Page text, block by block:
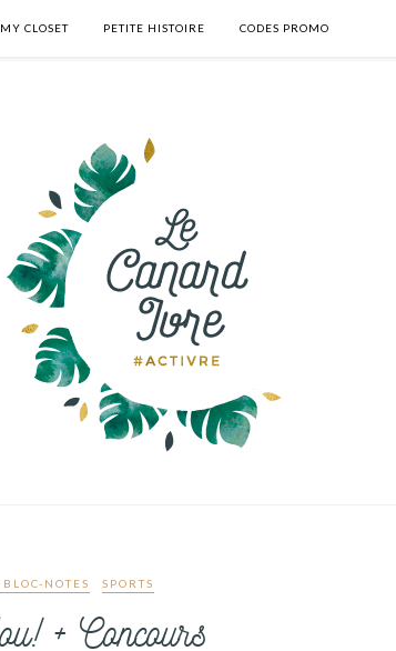
MY CLOSET PETITE HISTOIRE CODES PROMO
BLOC-NOTES SPORTS
+ Concours